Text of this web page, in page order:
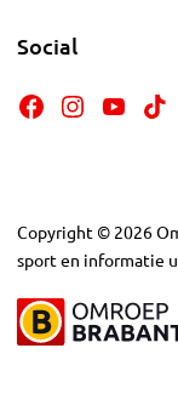
Social
Copyright © 2026
sport en informatie